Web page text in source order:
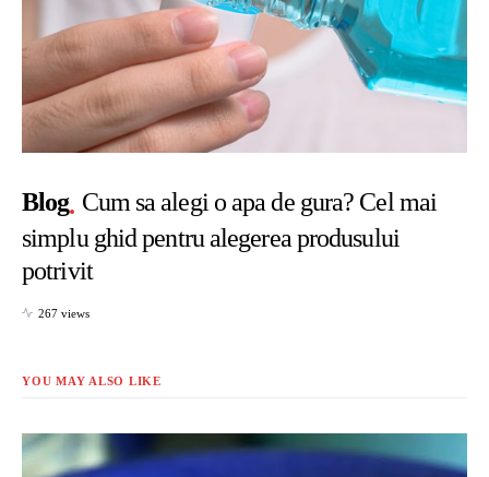
Blog Cum sa alegi o apa de gura? Cel mai
simplu ghid pentru alegerea produsului
potrivit
267 views
YOU MAY ALSO LIKE